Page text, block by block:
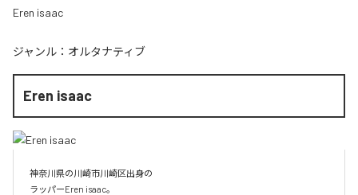
Eren isaac
ジャンル： オルタナティブ
Eren isaac
神奈川県の川崎市川崎区出身の
ラッパーEren isaac。